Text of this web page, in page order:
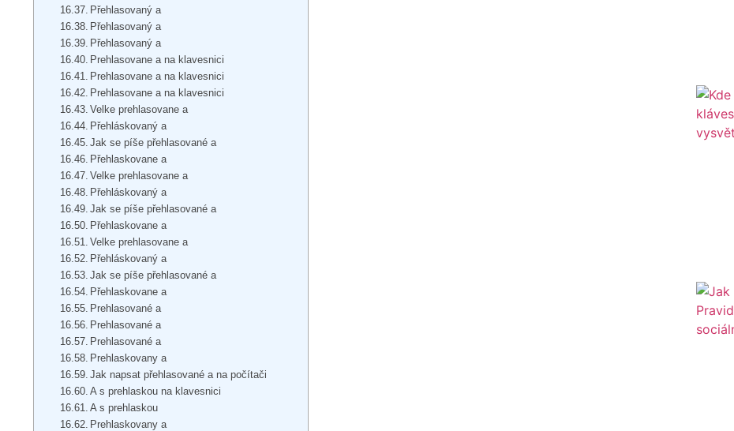
Přehlasovaný a
Přehlasovaný a
Přehlasovaný a
Prehlasovane a na klavesnici
Prehlasovane a na klavesnici
Prehlasovane a na klavesnici
Velke prehlasovane a
Přehláskovaný a
Jak se píše přehlasované a
Přehlaskovane a
Velke prehlasovane a
Přehláskovaný a
Jak se píše přehlasované a
Přehlaskovane a
Velke prehlasovane a
Přehláskovaný a
Jak se píše přehlasované a
Přehlaskovane a
Prehlasované a
Prehlasované a
Prehlasované a
Prehlaskovany a
Jak napsat přehlasované a na počítači
A s prehlaskou na klavesnici
A s prehlaskou
Prehlaskovany a